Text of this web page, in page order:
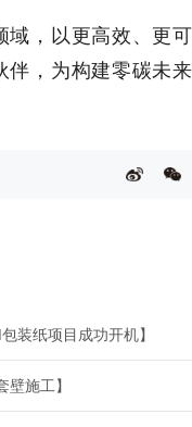
域，以更高效、更可
伴，为构建零碳未来
装纸项目成功开机】
壁施工】